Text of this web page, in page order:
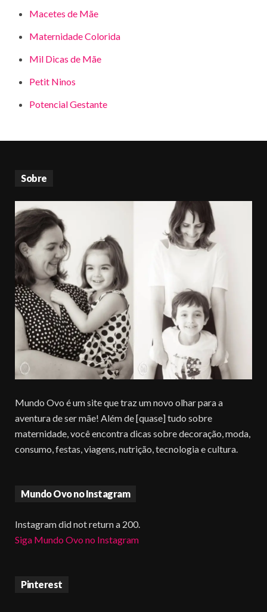
Macetes de Mãe
Maternidade Colorida
Mil Dicas de Mãe
Petit Ninos
Potencial Gestante
Sobre
Mundo Ovo é um site que traz um novo olhar para a
aventura de ser mãe! Além de [quase] tudo sobre
maternidade, você encontra dicas sobre decoração, moda,
consumo, festas, viagens, nutrição, tecnologia e cultura.
Mundo Ovo no Instagram
Instagram did not return a 200.
Siga Mundo Ovo no Instagram
Pinterest